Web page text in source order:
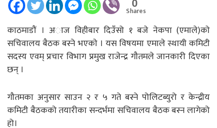
0
Shares
काठमाडौं । अाज विहीबार दिउँसो १ बजे नेकपा (एमाले)काे
सचिवालय बैठक बस्ने भएकाे । यस विषयमा एमाले स्थायी कमिटी
सदस्य एवम् प्रचार विभाग प्रमुख राजेन्द्र गौतमले जानकारी दिएका
छन् ।
गौतमका अनुसार साउन २ र ५ गते बस्ने पोलिटब्युरो र केन्द्रीय
कमिटी बैठकको तयारीका सन्दर्भमा सचिवालय बैठक बस्न लागेको
हो।